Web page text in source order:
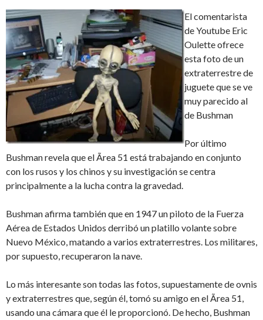
El comentarista
de Youtube Eric
Oulette ofrece
esta foto de un
extraterrestre de
juguete que se ve
muy parecido al
de Bushman
Por último
Bushman revela que el Ãrea 51 está trabajando en conjunto
con los rusos y los chinos y su investigación se centra
principalmente a la lucha contra la gravedad.
Bushman afirma también que en 1947 un piloto de la Fuerza
Aérea de Estados Unidos derribó un platillo volante sobre
Nuevo México, matando a varios extraterrestres. Los militares,
por supuesto, recuperaron la nave.
Lo más interesante son todas las fotos, supuestamente de ovnis
y extraterrestres que, según él, tomó su amigo en el Ãrea 51,
usando una cámara que él le proporcionó. De hecho, Bushman